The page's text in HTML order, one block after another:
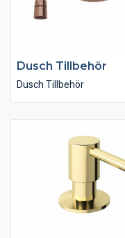
Dusch Tillbehör
Dusch Tillbehör